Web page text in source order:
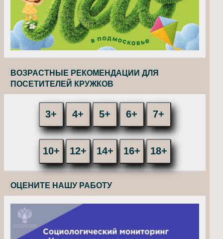
ВОЗРАСТНЫЕ РЕКОМЕНДАЦИИ ДЛЯ
ПОСЕТИТЕЛЕЙ КРУЖКОВ
3+ 4+ 5+ 6+ 7+
10+ 12+ 14+ 16+ 18+
ОЦЕНИТЕ НАШУ РАБОТУ